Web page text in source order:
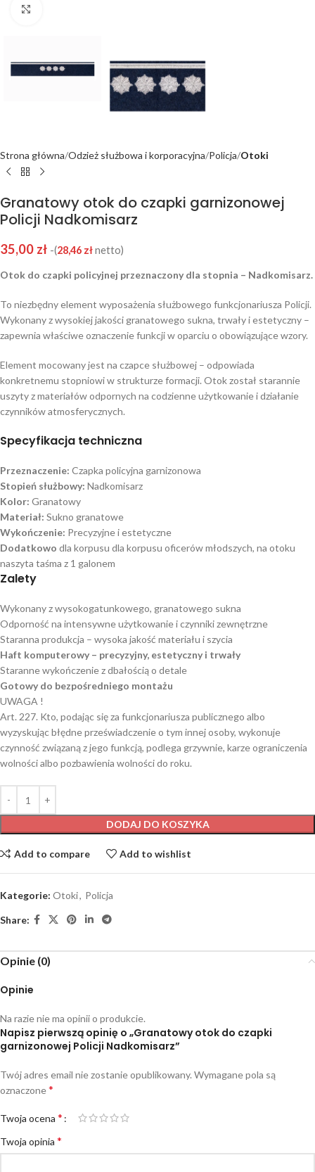
Strona główna Odzież służbowa i korporacyjna Policja Otoki
Granatowy otok do czapki garnizonowej
Policji Nadkomisarz
35,00 zł -(28,46 złnetto)
Otok do czapki policyjnej przeznaczony dla stopnia – Nadkomisarz.
To niezbędny element wyposażenia służbowego funkcjonariusza Policji.
Wykonany z wysokiej jakości granatowego sukna, trwały i estetyczny –
zapewnia właściwe oznaczenie funkcji w oparciu o obowiązujące wzory.
Element mocowany jest na czapce służbowej – odpowiada
konkretnemu stopniowi w strukturze formacji. Otok został starannie
uszyty z materiałów odpornych na codzienne użytkowanie i działanie
czynników atmosferycznych.
Specyfikacja techniczna
Przeznaczenie: Czapka policyjna garnizonowa
Stopień służbowy: Nadkomisarz
Kolor: Granatowy
Materiał: Sukno granatowe
Wykończenie: Precyzyjne i estetyczne
Dodatkowo dla korpusu dla korpusu oficerów młodszych, na otoku
naszyta taśma z 1 galonem
Zalety
Wykonany z wysokogatunkowego, granatowego sukna
Odporność na intensywne użytkowanie i czynniki zewnętrzne
Staranna produkcja – wysoka jakość materiału i szycia
Haft komputerowy – precyzyjny, estetyczny i trwały
Staranne wykończenie z dbałością o detale
Gotowy do bezpośredniego montażu
UWAGA !
Art. 227. Kto, podając się za funkcjonariusza publicznego albo
wyzyskując błędne przeświadczenie o tym innej osoby, wykonuje
czynność związaną z jego funkcją, podlega grzywnie, karze ograniczenia
wolności albo pozbawienia wolności do roku.
DODAJ DO KOSZYKA
Add to compare Add to wishlist
Kategorie: Otoki, Policja
Share:
Opinie (0)
Opinie
Na razie nie ma opinii o produkcie.
Napisz pierwszą opinię o „Granatowy otok do czapki
garnizonowej Policji Nadkomisarz”
Twój adres email nie zostanie opublikowany. Wymagane pola są
oznaczone*
Twoja ocena *
Twoja opinia *